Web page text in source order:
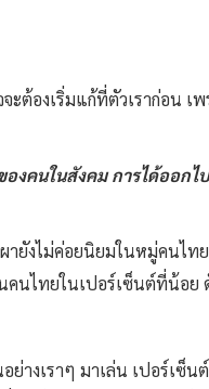
ต้องเริ่มแก้ที่ตัวเราก่อน
งคนในสังคม การได้ออก
งไม่ค่อยนิยมในหมู่คนไท
คนไทยในเปอร์เซ็นต์ที่น้อย
างเราๆ มาเล่น เปอร์เซ็